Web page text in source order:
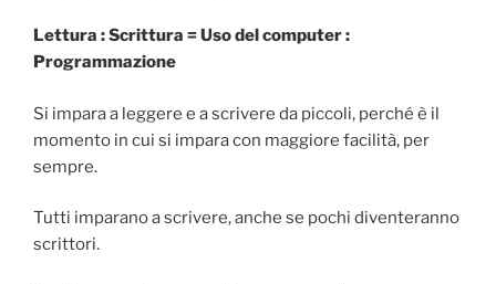
Lettura : Scrittura = Uso del computer :
Programmazione
Si impara a leggere e a scrivere da piccoli, perché è il
momento in cui si impara con maggiore facilità, per
sempre.
Tutti imparano a scrivere, anche se pochi diventeranno
scrittori.